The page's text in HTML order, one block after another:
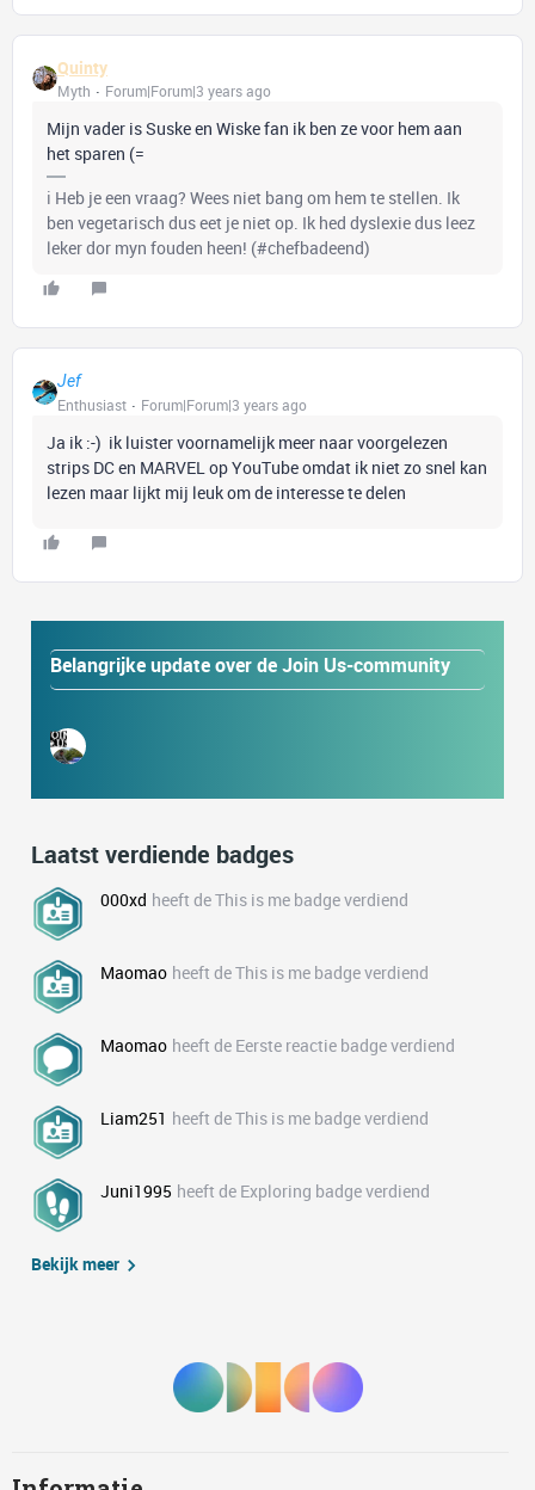
Quinty
Myth Forum|Forum|3 years ago
Mijn vader is Suske en Wiske fan ik ben ze voor hem aan
het sparen (=
ℹ️ Heb je een vraag? Wees niet bang om hem te stellen. Ik
ben vegetarisch dus eet je niet op. Ik hed dyslexie dus leez
leker dor myn fouden heen! (#chefbadeend)
Jef
Enthusiast
Forum|Forum|3 years ago
Ja ik :-) ik luister voornamelijk meer naar voorgelezen
strips DC en MARVEL op YouTube omdat ik niet zo snel kan
lezen maar lijkt mij leuk om de interesse te delen
Belangrijke update over de Join Us-community
Laatst verdiende badges
000xd heeft de This is me badge verdiend
Maomao heeft de This is me badge verdiend
Maomao heeft de Eerste reactie badge verdiend
Liam251 heeft de This is me badge verdiend
Juni1995 heeft de Exploring badge verdiend
Bekijk meer